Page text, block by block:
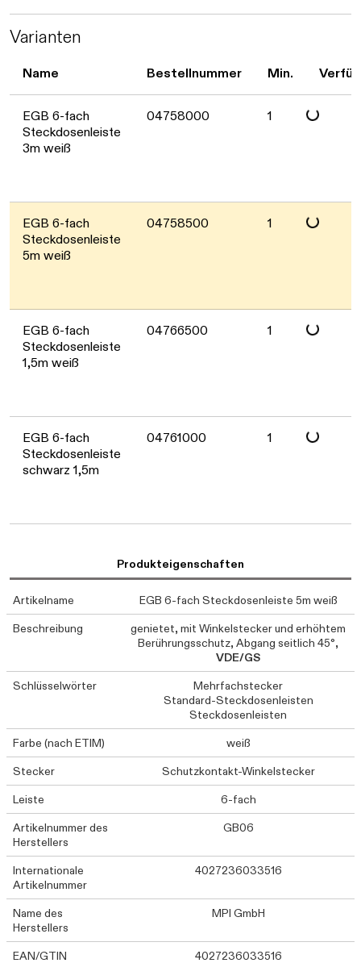
Varianten
Name Bestellnummer Min.
EGB 6-fach
Steckdosenleiste
3m weiß
04758000 1 Daten
EGB 6-fach
Steckdosenleiste
5m weiß
04758500 1 Daten
EGB 6-fach
Steckdosenleiste
1,5m weiß
04766500 1 Daten
EGB 6-fach
Steckdosenleiste
schwarz 1,5m
04761000 1 Daten
Produkteigenschaften
Artikelname
EGB 6-fach Steckdosenleiste 5m weiß
Beschreibung
genietet, mit Winkelstecker und erhöhtem
Berührungsschutz, Abgang seitlich 45°,
VDE/GS
Schlüsselwörter
Mehrfachstecker
Standard-Steckdosenleisten
Steckdosenleisten
Farbe (nach ETIM)
weiß
Stecker
Schutzkontakt-Winkelstecker
Leiste
6-fach
Artikelnummer des
Herstellers
GB06
Internationale
Artikelnummer
4027236033516
Name des
Herstellers
MPI GmbH
EAN/GTIN 4027236033516